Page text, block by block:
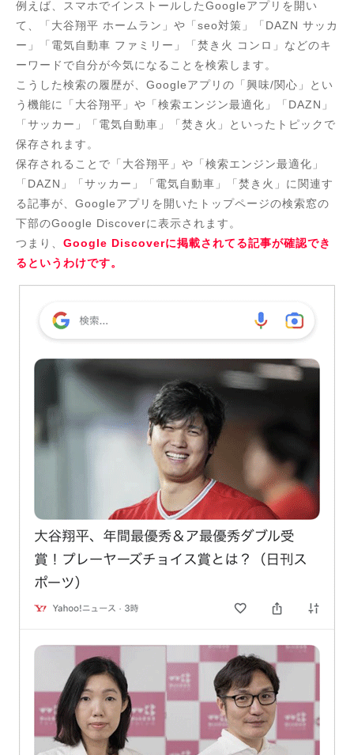
例えば、スマホでインストールしたGoogleアプリを開い
て、「大谷翔平 ホームラン」や「seo対策」「DAZN サッカ
ー」「電気自動車 ファミリー」「焚き火 コンロ」などのキ
ーワードで自分が今気になることを検索します。
こうした検索の履歴が、Googleアプリの「興味/関心」とい
う機能に「大谷翔平」や「検索エンジン最適化」「DAZN」
「サッカー」「電気自動車」「焚き火」といったトピックで
保存されます。
保存されることで「大谷翔平」や「検索エンジン最適化」
「DAZN」「サッカー」「電気自動車」「焚き火」に関連す
る記事が、Googleアプリを開いたトップページの検索窓の
下部のGoogle Discoverに表示されます。
つまり、 Google Discoverに掲載されてる記事が確認でき
るというわけです。